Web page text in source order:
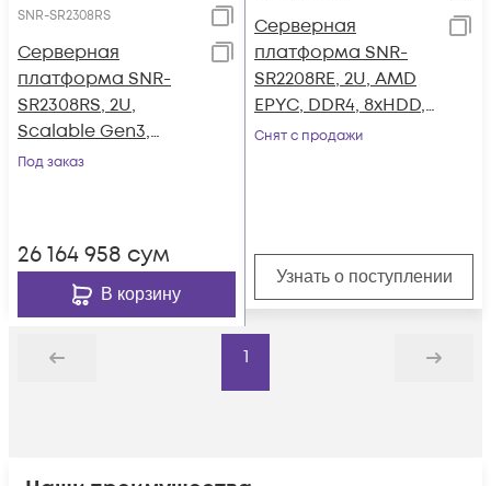
SNR-SR2308RS
Серверная
платформа SNR-
SR2308RS, 2U,
Scalable Gen3,
DDR4, 8xHDD,
Под заказ
26 164 958 сум
В корзину
Серверная
платформа SNR-
SR2208RE, 2U, AMD
EPYC, DDR4, 8xHDD,
резервируемый БП
Снят с продажи
Узнать о поступлении
Назад
1
Дальше